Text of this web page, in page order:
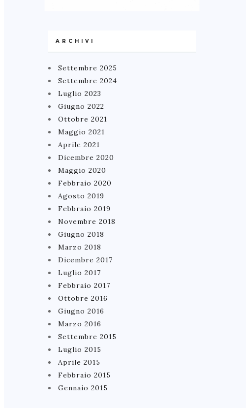
ARCHIVI
Settembre 2025
Settembre 2024
Luglio 2023
Giugno 2022
Ottobre 2021
Maggio 2021
Aprile 2021
Dicembre 2020
Maggio 2020
Febbraio 2020
Agosto 2019
Febbraio 2019
Novembre 2018
Giugno 2018
Marzo 2018
Dicembre 2017
Luglio 2017
Febbraio 2017
Ottobre 2016
Giugno 2016
Marzo 2016
Settembre 2015
Luglio 2015
Aprile 2015
Febbraio 2015
Gennaio 2015